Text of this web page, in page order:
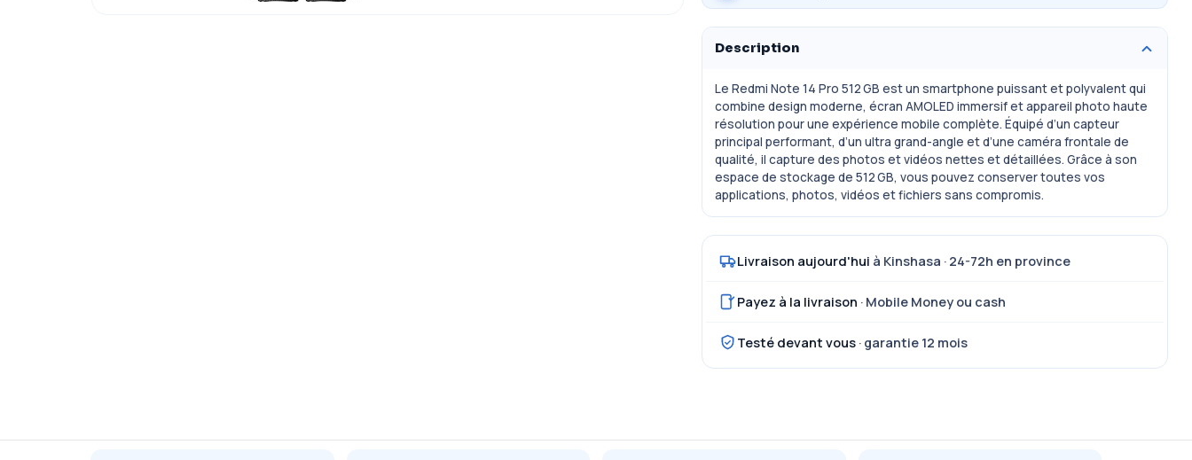
Description
Le Redmi Note 14 Pro 512 GB est un smartphone puissant et polyvalent qui
combine design moderne, écran AMOLED immersif et appareil photo haute
résolution pour une expérience mobile complète. Équipé d’un capteur
principal performant, d’un ultra grand-angle et d’une caméra frontale de
qualité, il capture des photos et vidéos nettes et détaillées. Grâce à son
espace de stockage de 512 GB, vous pouvez conserver toutes vos
applications, photos, vidéos et fichiers sans compromis.
Livraison aujourd'hui à Kinshasa · 24-72h en province
Payez à la livraison · Mobile Money ou cash
Testé devant vous· garantie 12 mois